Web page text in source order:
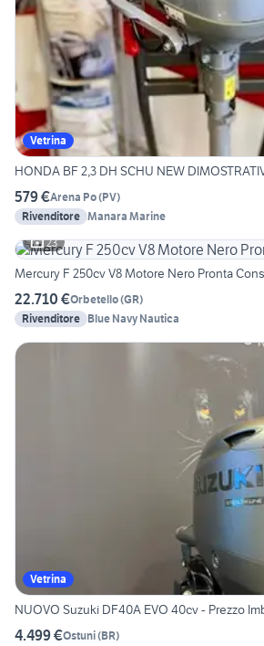
Vetrina
HONDA BF 2,3 DH SCHU NEW
579 €Arena Po(PV)
Rivenditore Manara Marine
23
Mercury F 250cv V8 Motore Nero Pronta
22.710 €Orbetello(GR)
Rivenditore Blue Navy Nautica
Vetrina
NUOVO Suzuki DF40A EVO 40cv - Prezzo
4.499 €Ostuni(BR)